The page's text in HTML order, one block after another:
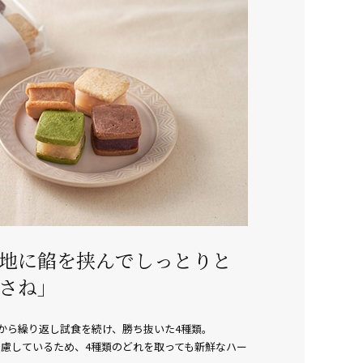
に餡を挟んでしっとりと
ね」
繰り返し試食を続け、勝ち抜いた4種類。
しているため、4種類のどれを取っても新鮮なハー